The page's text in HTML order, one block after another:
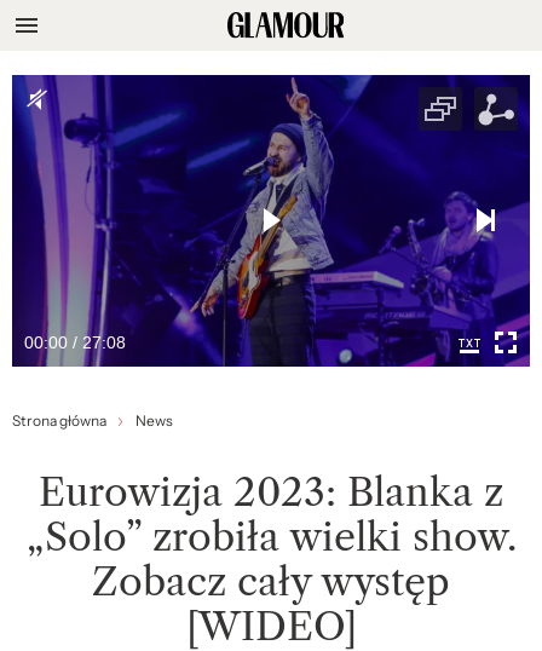
00:00 / 27:08
Strona główna News
Eurowizja 2023: Blanka z
„Solo” zrobiła wielki show.
Zobacz cały występ
[WIDEO]